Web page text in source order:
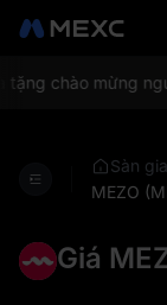
chào mừng
Sàn
MEZO
Giá